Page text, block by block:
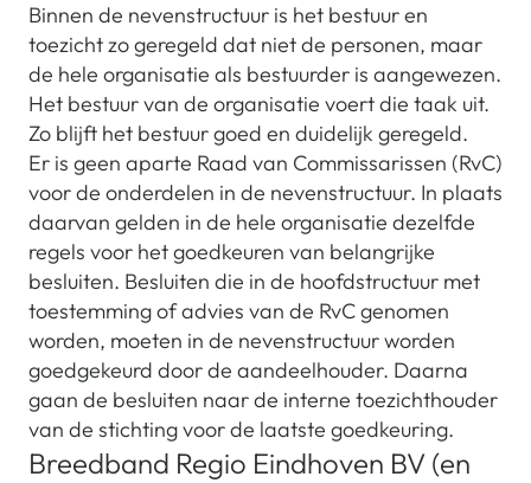
Binnen de nevenstructuur is het bestuur en
toezicht zo geregeld dat niet de personen, maar
de hele organisatie als bestuurder is aangewezen.
Het bestuur van de organisatie voert die taak uit.
Zo blijft het bestuur goed en duidelijk geregeld.
Er is geen aparte Raad van Commissarissen (RvC)
voor de onderdelen in de nevenstructuur. In plaats
daarvan gelden in de hele organisatie dezelfde
regels voor het goedkeuren van belangrijke
besluiten. Besluiten die in de hoofdstructuur met
toestemming of advies van de RvC genomen
worden, moeten in de nevenstructuur worden
goedgekeurd door de aandeelhouder. Daarna
gaan de besluiten naar de interne toezichthouder
van de stichting voor de laatste goedkeuring.
Breedband Regio Eindhoven BV (en